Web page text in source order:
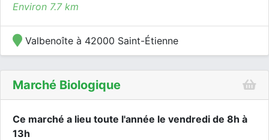
Environ 7.7 km
Valbenoîte à 42000 Saint-Étienne
Marché Biologique
Ce marché a lieu toute l'année le vendredi de 8h à
13h